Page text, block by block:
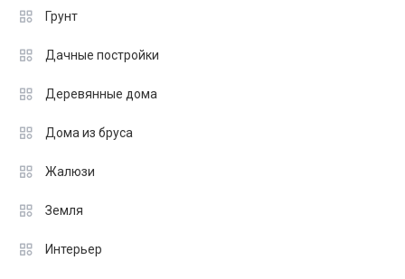
Грунт
Дачные постройки
Деревянные дома
Дома из бруса
Жалюзи
Земля
Интерьер